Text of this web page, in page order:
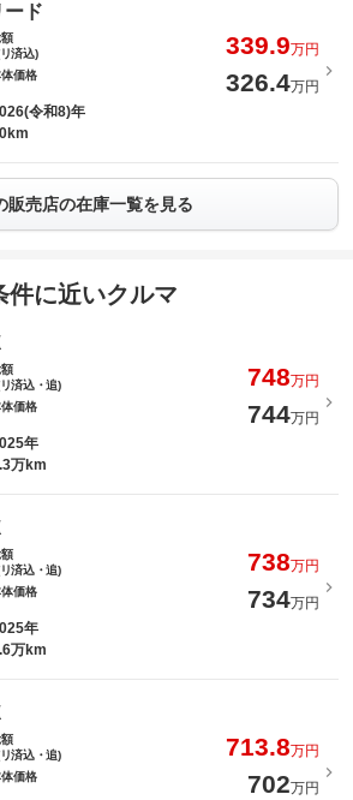
ード
済込)
339.9万円
価格
326.4万円
令和8)年
販売店の在庫一覧を見る
件に近いクルマ
済込・追)
748万円
価格
744万円
年
万km
済込・追)
738万円
価格
734万円
年
万km
済込・追)
713.8万円
価格
702万円